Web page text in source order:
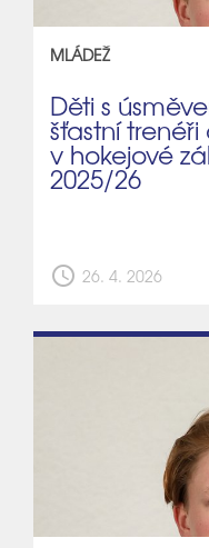
MLÁDEŽ
Děti s
šťastní
v hokejové
2025/26
schedule 26. 4. 2026